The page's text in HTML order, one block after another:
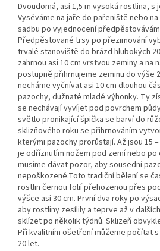
Dvoudomá, asi 1,5 m vysoká rostlina,
Vyséváme na jaře do pařeniště nebo
sadbu po vyjednocení
Předpěstované trsy po přezimování
trvalé stanoviště do brázd hlubokých
zahrnou asi 10 cm vrstvou zeminy a na
postupně přihrnujeme zeminu do výše
necháme vyčnívat asi 10 cm dlouhou
pazochy, dužnaté mladé výhonky. Ty
se nechávají vyvíjet pod povrchem
světlo pronikající špička se barví do
sklizňového roku se přihrnováním
kterými pazochy prorůstají. Až jsou 15
je odříznutím nožem pod zemí nebo po
musíme dávat pozor, aby sousední
nepoškozené.Toto tradiční bělení se
rostlin černou folií přehozenou přes
výšce asi 30 cm. První dva roky po
aby rostliny zesílily a teprve až v
sklízet po několik týdnů. Sklizeň
Při kvalitním ošetření můžeme počítat
20 let.